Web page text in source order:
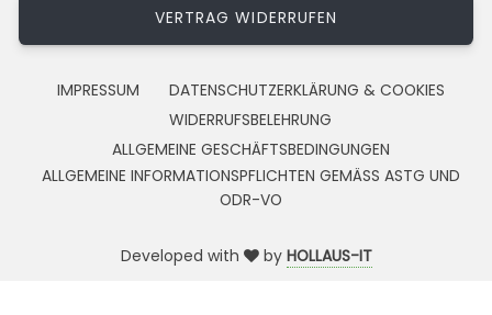
VERTRAG WIDERRUFEN
IMPRESSUM
DATENSCHUTZERKLÄRUNG & COOKIES
WIDERRUFSBELEHRUNG
ALLGEMEINE GESCHÄFTSBEDINGUNGEN
ALLGEMEINE INFORMATIONSPFLICHTEN GEMÄSS ASTG UND
ODR-VO
Developed with by HOLLAUS-IT